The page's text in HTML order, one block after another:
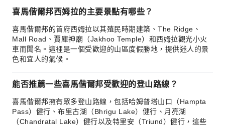
喜馬偕爾邦西姆拉的主要景點有哪些？
喜馬偕爾邦的首府西姆拉以其殖民時期建築、The Ridge、
Mall Road、賈庫神廟（Jakhoo Temple）和西姆拉觀光小火
車而聞名。這裡是一個受歡迎的山區度假勝地，提供迷人的景
色和宜人的氣候。
能否推薦一些喜馬偕爾邦受歡迎的登山路線？
喜馬偕爾邦擁有眾多登山路線，包括哈姆普塔山口（Hampta
Pass）健行、布里古湖（Bhrigu Lake）健行、月亮湖
（Chandratal Lake）健行以及特里安（Triund）健行，這些